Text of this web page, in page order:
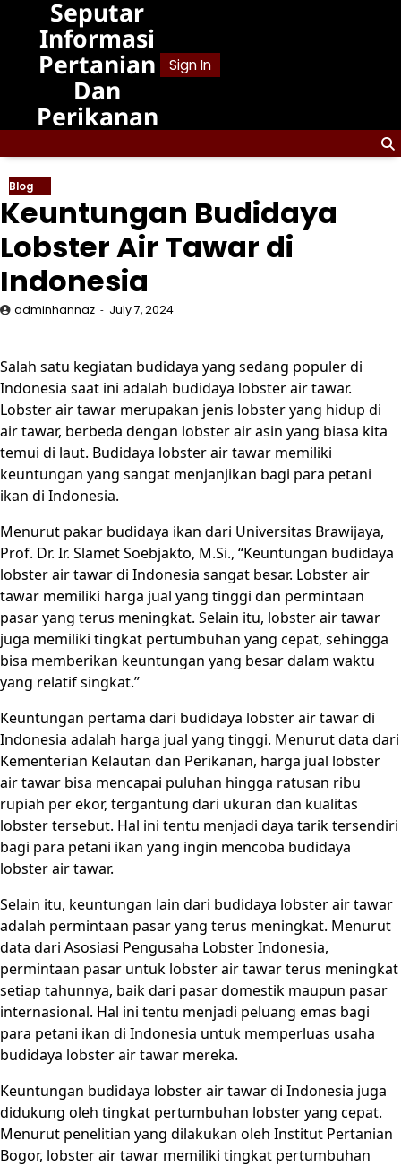
content
Seputar
Informasi
Pertanian
Dan
Perikanan
Sign In
Blog
Keuntungan Budidaya
Lobster Air Tawar di
Indonesia
adminhannaz July 7, 2024
Salah satu kegiatan budidaya yang sedang populer di
Indonesia saat ini adalah budidaya lobster air tawar.
Lobster air tawar merupakan jenis lobster yang hidup di
air tawar, berbeda dengan lobster air asin yang biasa kita
temui di laut. Budidaya lobster air tawar memiliki
keuntungan yang sangat menjanjikan bagi para petani
ikan di Indonesia.
Menurut pakar budidaya ikan dari Universitas Brawijaya,
Prof. Dr. Ir. Slamet Soebjakto, M.Si., “Keuntungan budidaya
lobster air tawar di Indonesia sangat besar. Lobster air
tawar memiliki harga jual yang tinggi dan permintaan
pasar yang terus meningkat. Selain itu, lobster air tawar
juga memiliki tingkat pertumbuhan yang cepat, sehingga
bisa memberikan keuntungan yang besar dalam waktu
yang relatif singkat.”
Keuntungan pertama dari budidaya lobster air tawar di
Indonesia adalah harga jual yang tinggi. Menurut data dari
Kementerian Kelautan dan Perikanan, harga jual lobster
air tawar bisa mencapai puluhan hingga ratusan ribu
rupiah per ekor, tergantung dari ukuran dan kualitas
lobster tersebut. Hal ini tentu menjadi daya tarik tersendiri
bagi para petani ikan yang ingin mencoba budidaya
lobster air tawar.
Selain itu, keuntungan lain dari budidaya lobster air tawar
adalah permintaan pasar yang terus meningkat. Menurut
data dari Asosiasi Pengusaha Lobster Indonesia,
permintaan pasar untuk lobster air tawar terus meningkat
setiap tahunnya, baik dari pasar domestik maupun pasar
internasional. Hal ini tentu menjadi peluang emas bagi
para petani ikan di Indonesia untuk memperluas usaha
budidaya lobster air tawar mereka.
Keuntungan budidaya lobster air tawar di Indonesia juga
didukung oleh tingkat pertumbuhan lobster yang cepat.
Menurut penelitian yang dilakukan oleh Institut Pertanian
Bogor, lobster air tawar memiliki tingkat pertumbuhan